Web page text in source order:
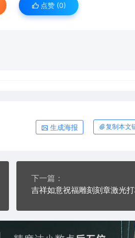
点赞 (0)
生成海报 复制本文
下一篇：
吉祥如意祝福雕刻刻章激光